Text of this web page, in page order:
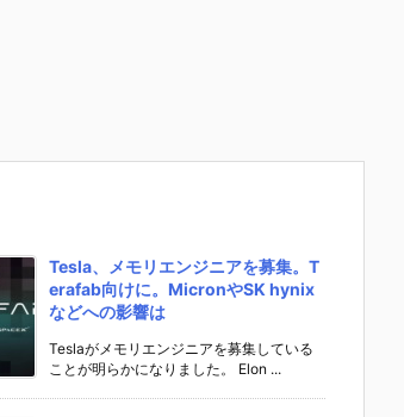
Tesla、メモリエンジニアを募集。T
erafab向けに。MicronやSK hynix
などへの影響は
Teslaがメモリエンジニアを募集している
ことが明らかになりました。 Elon ...